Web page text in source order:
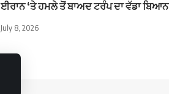
ਈਰਾਨ ‘ਤੇ ਹਮਲੇ ਤੋਂ ਬਾਅਦ ਟਰੰਪ ਦਾ ਵੱਡਾ ਬਿਆਨ
July 8, 2026